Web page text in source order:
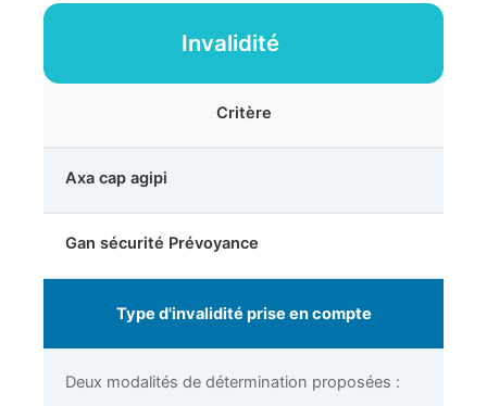
Invalidité
Critère
Axa cap agipi
Gan sécurité Prévoyance
Type d'invalidité prise en compte
Deux modalités de détermination proposées :